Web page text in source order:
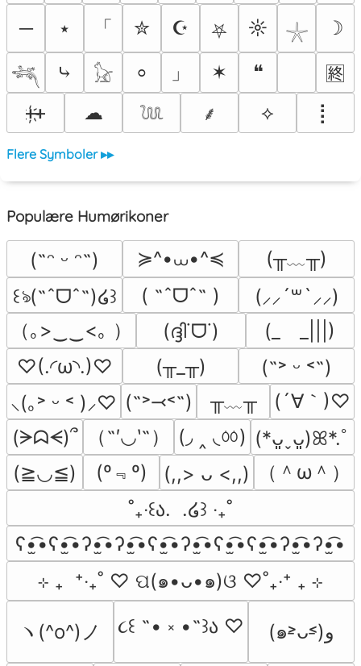
─ ⭑ 「 ✮ ☪ ⛧ ☼ 𓇼 ☽
𓆈 ⤷ 𓃠 ⸰ 」 ✶ ❝
🈡
ᚐ҉ᚐ
☁ 𓆙 ⸙ ⟡ ⡇
Flere Symboler ▸▸
Populære Humørikoner
(˶ᵔ ᵕ ᵔ˶) ≽^•⩊•^≼
(╥﹏╥)
꒰ঌ(˶ˆᗜˆ˵)໒꒱
( ˶ˆᗜˆ˵ )
(⸝⸝´꒳`⸝⸝)
（｡>‿‿<｡ ）
(ദ്ദി˙ᗜ˙)
(_　_|||)
♡(.◜ω◝.)♡
(╥_╥)
(˶˃ ᵕ ˂˶)
⸜(｡˃ ᵕ ˂ )⸝♡ (˶˃⤙˂˶) ╥﹏╥
(´∀｀)♡
(ᗒᗣᗕ)՞
（˶′◡‵˶） (◞ ‸ ◟ㆀ) (*ᴗ͈ˬᴗ͈)ꕤ*.ﾟ
(≧◡≦)
(º﹃º) (,,> ᴗ <,,)
（＾ω＾）
˚₊‧꒰ა.  .໒꒱ ‧₊˚
ʕ•̫͡•ʕ•̫͡•ʔ•̫͡•ʔ•̫͡•ʕ•̫͡•ʔ•̫͡•ʕ•̫͡•ʕ•̫͡•ʔ•̫͡•ʔ•̫͡•
⊹ ₊  ⁺‧₊˚ ♡ ପ(๑•ᴗ•๑)ଓ ♡˚₊‧⁺ ₊ ⊹
ヽ(^o^)ノ ૮꒰ ˶• ༝ •˶꒱ა ♡ (๑˃̵ᴗ˂̵)و